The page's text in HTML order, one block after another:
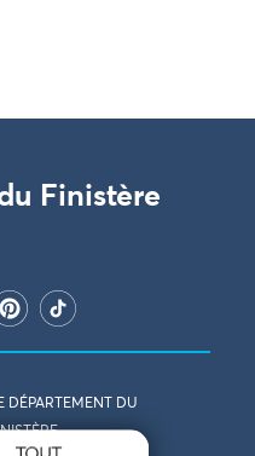
Finistère
DÉPARTEMENT DU